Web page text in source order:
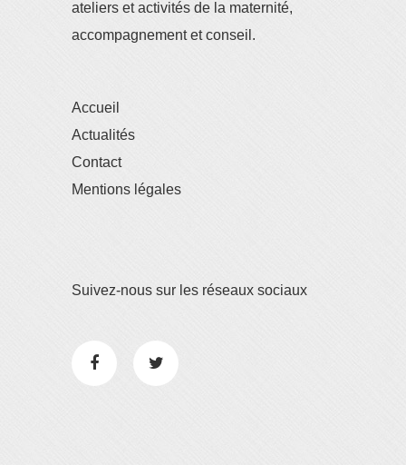
ateliers et activités de la maternité,
accompagnement et conseil.
Accueil
Actualités
Contact
Mentions légales
Suivez-nous sur les réseaux sociaux